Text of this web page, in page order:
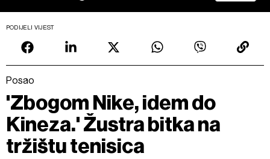
PODIJELI VIJEST
Posao
'Zbogom Nike, idem do
Kineza.' Žustra bitka na
tržištu tenisica